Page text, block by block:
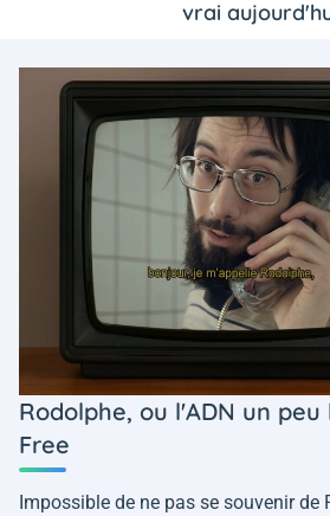
vrai
Rodolphe, ou l'ADN un
Free
Impossible de ne pas se souvenir de